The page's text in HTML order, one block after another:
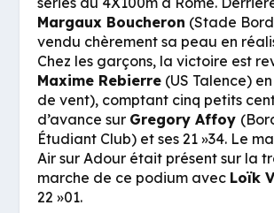
Margaux Boucheron (Stade
vendu chèrement sa peau en
Chez les garçons, la victoire est
Maxime Rebierre (US Talence)
de vent), comptant cinq petits
d’avance sur Gregory Affoy
Étudiant Club) et ses 21 »34. Le
Air sur Adour était présent sur la
marche de ce podium avec Loïk
22 »01.